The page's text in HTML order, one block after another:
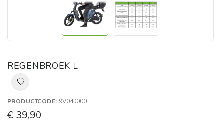
REGENBROEK L
PRODUCTCODE: 9V040000
€ 39,90